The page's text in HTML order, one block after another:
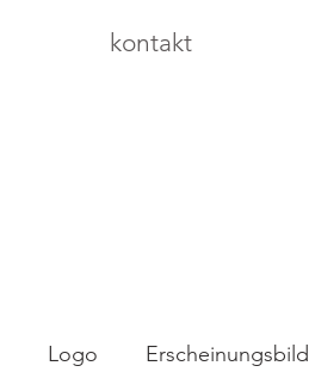
kontakt
Logo Erscheinungsbild